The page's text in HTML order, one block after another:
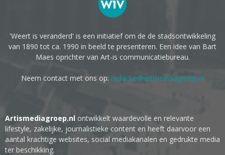
'Weert is veranderd' is een initiatief om de de stadsontwikkeling
van 1890 tot ca. 1990 in beeld te presenteren. Een idee van Bart
Maes oprichter van Art-is communicatiebureau.
Neem contact met ons op: redactie@artismediagroep.nl
Artismediagroep.nl ontwikkelt waardevolle en relevante
lifestyle, zakelijke, journalistieke content en heeft daarvoor een
aantal krachtige websites, social mediakanalen en gedrukte media
ter beschikking.